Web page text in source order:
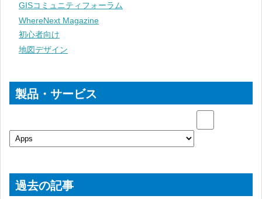
GISコミュニティフォーラム
WhereNext Magazine
初心者向け
地図デザイン
製品・サービス
過去の記事